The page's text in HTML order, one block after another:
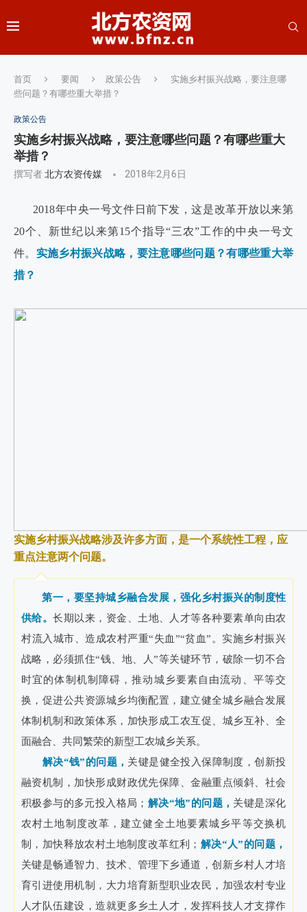
首页 要闻 政策公告
实施乡村振兴战略，要注意哪
些问题？有哪些重大举措？
政策公告
实施乡村振兴战略，要注意哪些问题？有哪些重大
举措？
撰写者北方农资传媒 2018年2月6日
2018年中央一号文件日前下发，这是改革开放以来第
20个、新世纪以来第15个指导“三农”工作的中央一号文
件。 实施乡村振兴战略，要注意哪些问题？有哪些重大举
措？
实施乡村振兴战略涉及许多方面，是一个系统性工程，应
重点注意两个问题。
第一，要坚持城乡融合发展，强化乡村振兴的制度性
供给。长期以来，资金、土地、人才等各种要素单向由农
村流入城市、造成农村严重“失血”“贫血”。实施乡村振兴
战略，必须抓住“钱、地、人”等关键环节，破除一切不合
时宜的体制机制障碍，推动城乡要素自由流动、平等交
换，促进公共资源城乡均衡配置，建立健全城乡融合发展
体制机制和政策体系，加快形成工农互促、城乡互补、全
面融合、共同繁荣的新型工农城乡关系。
解决“钱”的问题， 关键是健全投入保障制度，创新投
融资机制，加快形成财政优先保障、金融重点倾斜、社会
积极参与的多元投入格局； 解决“地”的问题， 关键是深化
农村土地制度改革，建立健全土地要素城乡平等交换机
制，加快释放农村土地制度改革红利
； 解决“人”的问题，
关键是畅通智力、技术、管理下乡通道，创新乡村人才培
育引进使用机制，大力培育新型职业农民，加强农村专业
人才队伍建设，造就更多乡土人才，发挥科技人才支撑作